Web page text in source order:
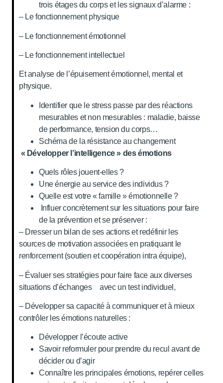
trois étages du corps et les signaux d’alarme :
– Le fonctionnement physique
– Le fonctionnement émotionnel
– Le fonctionnement intellectuel
Et analyse de l’épuisement émotionnel, mental et
physique.
Identifier que le stress passe par des réactions
mesurables et non mesurables : maladie, baisse
de performance, tension du corps…
Schéma de la résistance au changement
« Développer l’intelligence » des émotions
Quels rôles jouent-elles ?
Une énergie au service des individus ?
Quelle est votre « famille » émotionnelle ?
Influer concrètement sur les situations pour faire
de la prévention et se préserver :
– Dresser un bilan de ses actions et redéfinir les
sources de motivation associées en pratiquant le
renforcement (soutien et coopération intra équipe),
– Évaluer ses stratégies pour faire face aux diverses
situations d’échanges avec un test individuel,
– Développer sa capacité à communiquer et à mieux
contrôler les émotions naturelles :
Développer l’écoute active
Savoir reformuler pour prendre du recul avant de
décider ou d’agir
Connaître les principales émotions, repérer celles